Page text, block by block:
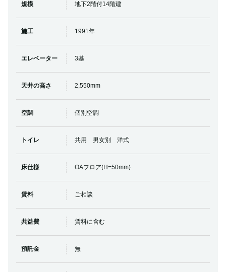
規模 地下2階付14階建
施工 1991年
エレベーター 3基
天井の高さ 2,550mm
空調 個別空調
トイレ 共用 男女別 洋式
床仕様 OAフロア(H=50mm)
賃料 ご相談
共益費 賃料に含む
預託金 無